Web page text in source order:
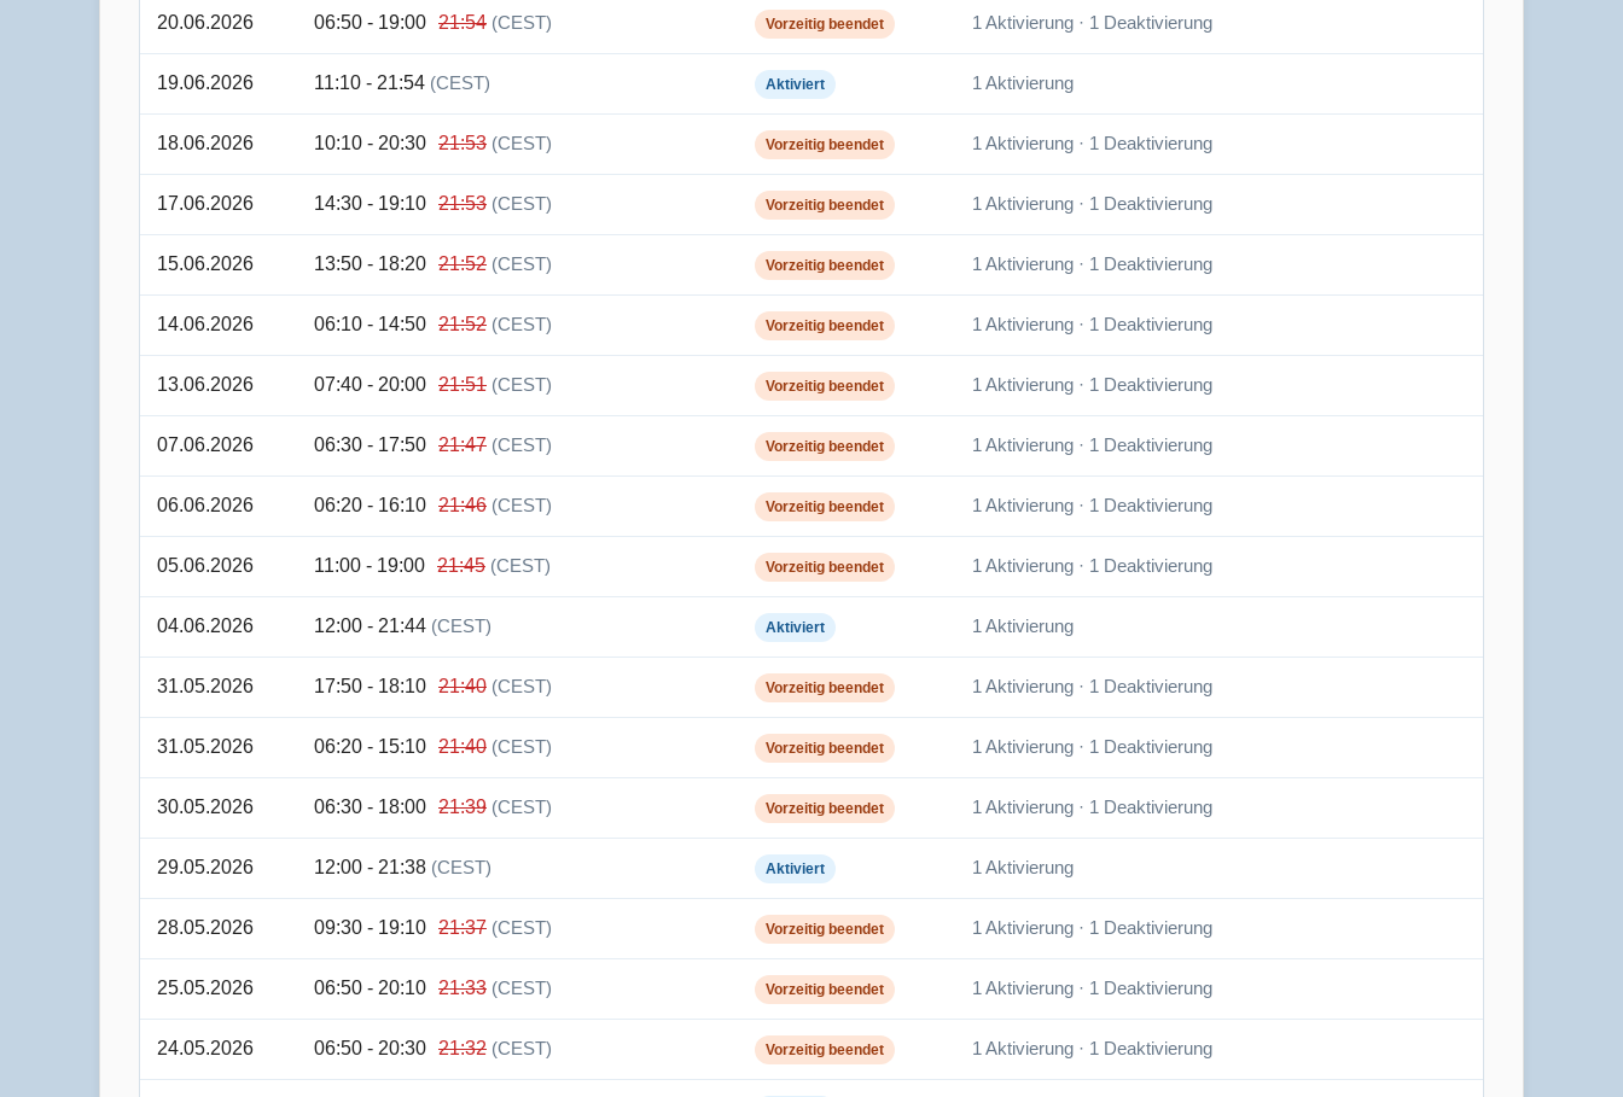
20.06.2026 06:50 - 19:00 21:54 (CEST) Vorzeitig beendet 1 Aktivierung · 1 Deaktivierung
19.06.2026 11:10 - 21:54 (CEST) Aktiviert 1 Aktivierung
18.06.2026 10:10 - 20:30 21:53 (CEST) Vorzeitig beendet 1 Aktivierung · 1 Deaktivierung
17.06.2026 14:30 - 19:10 21:53 (CEST) Vorzeitig beendet 1 Aktivierung · 1 Deaktivierung
15.06.2026 13:50 - 18:20 21:52 (CEST) Vorzeitig beendet 1 Aktivierung · 1 Deaktivierung
14.06.2026 06:10 - 14:50 21:52 (CEST) Vorzeitig beendet 1 Aktivierung · 1 Deaktivierung
13.06.2026 07:40 - 20:00 21:51 (CEST) Vorzeitig beendet 1 Aktivierung · 1 Deaktivierung
07.06.2026 06:30 - 17:50 21:47 (CEST) Vorzeitig beendet 1 Aktivierung · 1 Deaktivierung
06.06.2026 06:20 - 16:10 21:46 (CEST) Vorzeitig beendet 1 Aktivierung · 1 Deaktivierung
05.06.2026 11:00 - 19:00 21:45 (CEST) Vorzeitig beendet 1 Aktivierung · 1 Deaktivierung
04.06.2026 12:00 - 21:44 (CEST) Aktiviert 1 Aktivierung
31.05.2026 17:50 - 18:10 21:40 (CEST) Vorzeitig beendet 1 Aktivierung · 1 Deaktivierung
31.05.2026 06:20 - 15:10 21:40 (CEST) Vorzeitig beendet 1 Aktivierung · 1 Deaktivierung
30.05.2026 06:30 - 18:00 21:39 (CEST) Vorzeitig beendet 1 Aktivierung · 1 Deaktivierung
29.05.2026 12:00 - 21:38 (CEST) Aktiviert 1 Aktivierung
28.05.2026 09:30 - 19:10 21:37 (CEST) Vorzeitig beendet 1 Aktivierung · 1 Deaktivierung
25.05.2026 06:50 - 20:10 21:33 (CEST) Vorzeitig beendet 1 Aktivierung · 1 Deaktivierung
24.05.2026 06:50 - 20:30 21:32 (CEST) Vorzeitig beendet 1 Aktivierung · 1 Deaktivierung